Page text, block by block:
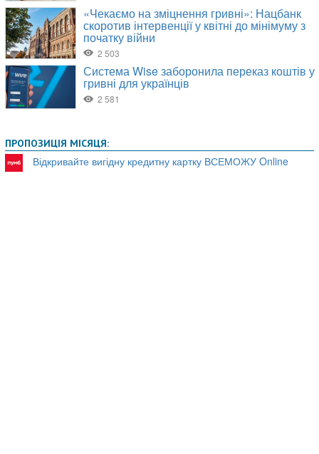
ПРОПОЗИЦІЯ МІСЯЦЯ:
Відкривайте вигідну кредитну картку ВСЕМОЖУ Online